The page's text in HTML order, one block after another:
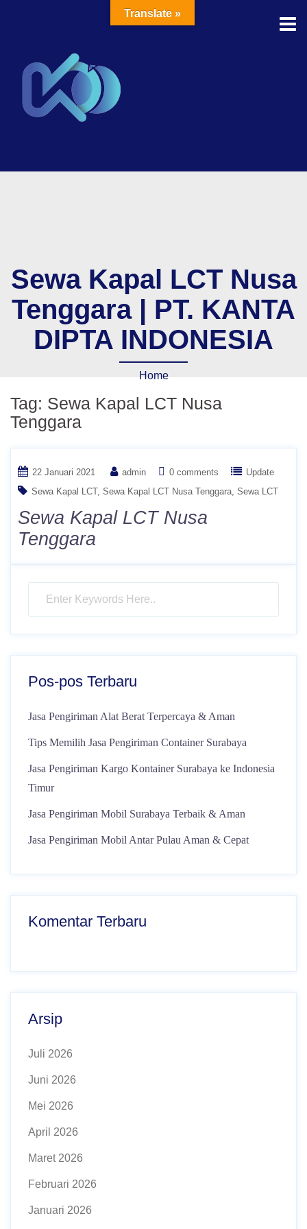
Sewa Kapal LCT Nusa
Tenggara | PT. KANTA
DIPTA INDONESIA
Home
Tag: Sewa Kapal LCT Nusa
Tenggara
22 Januari 2021 admin 0 comments
Update
Sewa Kapal LCT Sewa Kapal LCT Nusa Tenggara Sewa LCT
Sewa Kapal LCT Nusa
Tenggara
Pos-pos Terbaru
Jasa Pengiriman Alat Berat Terpercaya & Aman
Tips Memilih Jasa Pengiriman Container Surabaya
Jasa Pengiriman Kargo Kontainer Surabaya ke Indonesia
Timur
Jasa Pengiriman Mobil Surabaya Terbaik & Aman
Jasa Pengiriman Mobil Antar Pulau Aman & Cepat
Komentar Terbaru
Arsip
Juli 2026
Juni 2026
Mei 2026
April 2026
Maret 2026
Februari 2026
Januari 2026
Translate »